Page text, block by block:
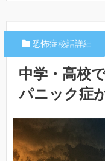
恐怖症秘話詳細
中学・高校
パニック症